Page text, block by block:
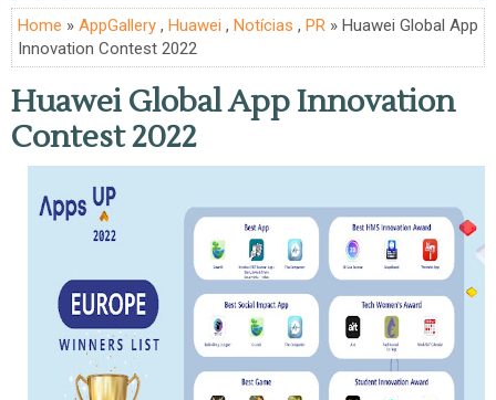
Home » AppGallery , Huawei , Notícias , PR » Huawei Global App
Innovation Contest 2022
Huawei Global App Innovation
Contest 2022